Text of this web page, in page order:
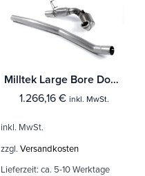
Milltek Large Bore Downpipe und Hi-Flow Sports Cat Skoda Octavia vRS 2.0 TSI 220PS & 230PS Hatch & Estate (Hundschalter und DSG-auto)
1.266,16 € inkl. MwSt.
inkl. MwSt.
zzgl. Versandkosten
Lieferzeit: ca. 5-10 Werktage